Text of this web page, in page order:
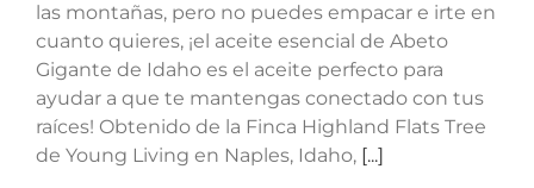
las montañas, pero no puedes empacar e irte en
cuanto quieres, ¡el aceite esencial de Abeto
Gigante de Idaho es el aceite perfecto para
ayudar a que te mantengas conectado con tus
raíces! Obtenido de la Finca Highland Flats Tree
de Young Living en Naples, Idaho, [...]